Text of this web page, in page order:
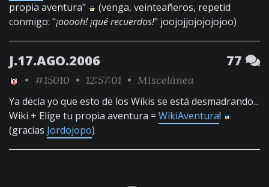
propia aventura"
(venga, veinteañeros, repetid
conmigo: "¡ooooh! ¡qué recuerdos!" joojojjojojojojoo)
J.17.AGO.2006 77
• #15010 • 12:57:01 • Miscelánea
Ya decía yo que esto de los Wikis se está desmadrando...
Wiki + Elige tu propia aventura = WikiAventura!
(gracias Jordojopo)